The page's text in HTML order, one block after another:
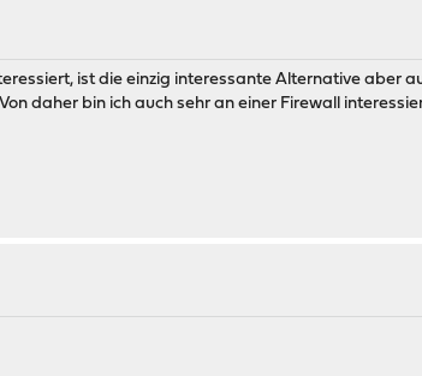
ist die einzig interessante Alternative aber
daher bin ich auch sehr an einer Firewall